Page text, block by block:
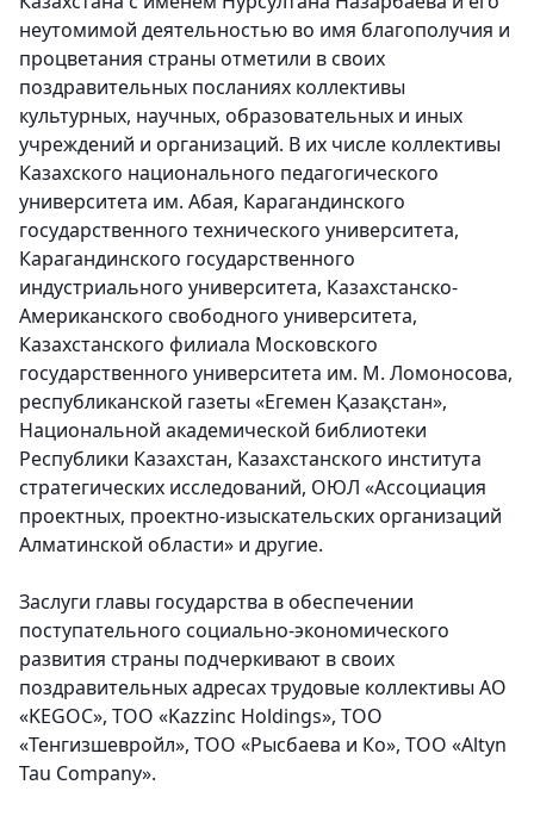
неутомимой деятельностью во имя благополучия и
процветания страны отметили в своих
поздравительных посланиях коллективы
культурных, научных, образовательных и иных
учреждений и организаций. В их числе коллективы
Казахского национального педагогического
университета им. Абая, Карагандинского
государственного технического университета,
Карагандинского государственного
индустриального университета, Казахстанско-
Американского свободного университета,
Казахстанского филиала Московского
государственного университета им. М. Ломоносова,
республиканской газеты «Егемен Қазақстан»,
Национальной академической библиотеки
Республики Казахстан, Казахстанского института
стратегических исследований, ОЮЛ «Ассоциация
проектных, проектно-изыскательских организаций
Алматинской области» и другие.
Заслуги главы государства в обеспечении
поступательного социально-экономического
развития страны подчеркивают в своих
поздравительных адресах трудовые коллективы АО
«KEGOC», ТОО «Kazzinc Holdings», ТОО
«Тенгизшевройл», ТОО «Рысбаева и Ко», ТОО «Altyn
Tau Company».